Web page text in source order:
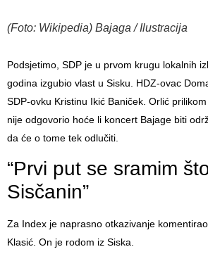
(Foto: Wikipedia) Bajaga / Ilustracija
Podsjetimo, SDP je u prvom krugu lokalnih
godina izgubio vlast u Sisku. HDZ-ovac
SDP-ovku Kristinu Ikić Baniček. Orlić
nije odgovorio hoće li koncert Bajage biti
da će o tome tek odlučiti.
“Prvi put se sramim
Sisčanin”
Za Index je naprasno otkazivanje
Klasić. On je rodom iz Siska.